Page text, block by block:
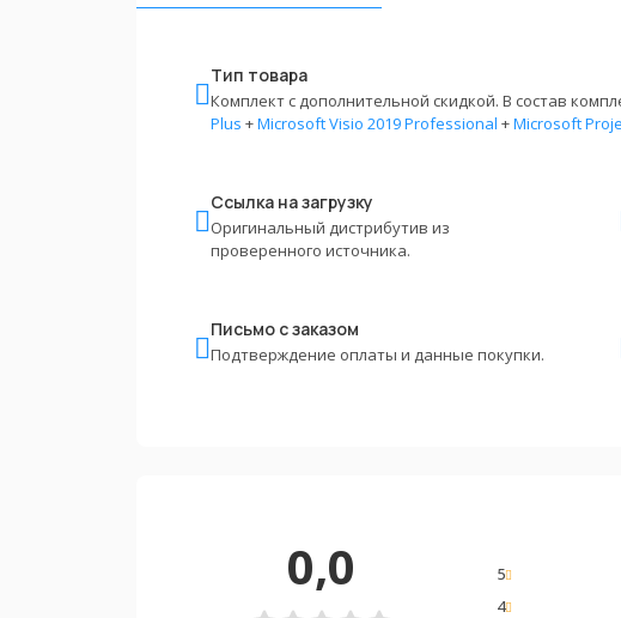
Тип товара
Комплект с дополнительной скидкой. В состав
Plus +Microsoft Visio 2019 Professional +Microsoft
Ссылка на загрузку
Оригинальный дистрибутив из
проверенного источника.
Письмо с заказом
Подтверждение оплаты и данные покупки.
0,0 5
4